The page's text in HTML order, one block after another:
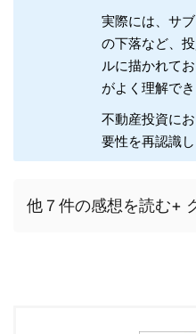
実際には、サ
の下落など、
ルに描かれて
がよく理解でき
不動産投資に
要性を再認識し
他７件の感想を読む+